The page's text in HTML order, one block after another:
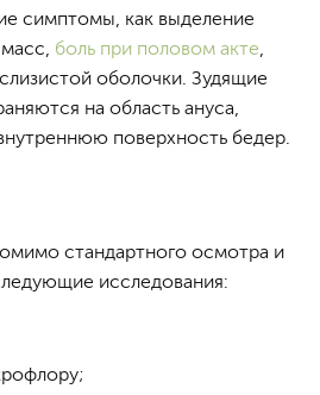
симптомы, как выделение
боль при половом акте
оболочки. Зудящие
на область ануса,
поверхность бедер.
стандартного осмотра и
исследования: